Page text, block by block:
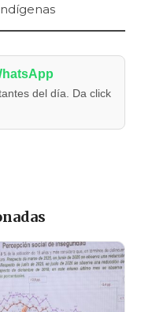
del día. Da click